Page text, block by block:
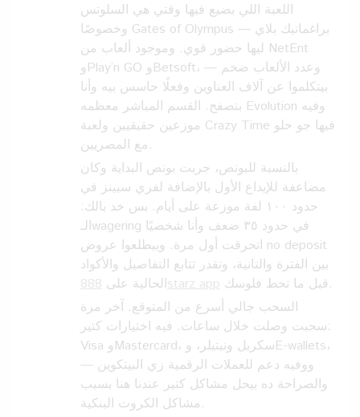
اللعبة اللي بضيع فيها وقتي هي السلوتس
وخصوصًا Gates of Olympus — براغماتيك بلاي
ليها حضور قوي. وموجود ألعاب من NetEnt
وPlay’n GO وBetsoft، وعدد الألعاب ضخم —
بيتكلموا عن آلاف العناوين وفعلًا حاسس بيه وأنا
بتصفح. القسم المباشر معظمه Evolution وفيه
موزعين حقيقيين ولعبة Crazy Time فيها جو حلو
مع المصريين.
بالنسبة للبونص، جربت بونص البداية وكان
مضاعفة للإيداع الأول بالإضافة لفري سبينز في
حدود ١٠٠ لفة موزعة على أيام. بس خد بالك:
الـwagering في حدود ٣٥ ضعف وأنا شخصيًا
اتحرقت أول مرة. وبيطلعوا عروض no deposit
بين الفترة والتانية، وتقدر تتابع التفاصيل والأكواد
الحالية على888starz app
قبل ما تحط فلوسك.
السحب جالي أسرع من المتوقع. آخر مرة
سحبت وصلت خلال ساعات. فيه اختيارات كتير:
Visa وMastercard، سكريل ونيتيلر، وE-wallets،
ووفيه دعم للعملات الرقمية زي البيتكوين —
والصراحة ده بيحل مشاكل كتير عندنا هنا بسبب
مشاكل الكروت البنكية.